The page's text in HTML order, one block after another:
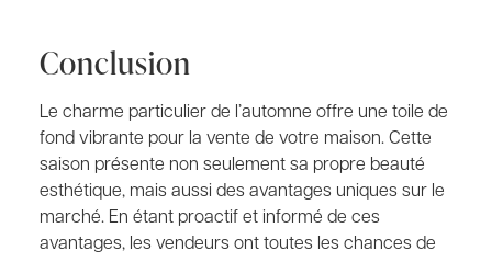
Conclusion
Le charme particulier de l’automne offre une toile de
fond vibrante pour la vente de votre maison. Cette
saison présente non seulement sa propre beauté
esthétique, mais aussi des avantages uniques sur le
marché. En étant proactif et informé de ces
avantages, les vendeurs ont toutes les chances de